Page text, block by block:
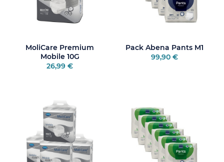
MoliCare Premium
Mobile 10G
26,99 €
Pack Abena Pants M1
99,90 €